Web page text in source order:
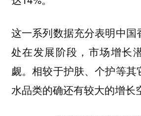
这一系列数据充分表明中国
处在发展阶段，市场增长
觑。相较于护肤、个护等其
水品类的确还有较大的增长